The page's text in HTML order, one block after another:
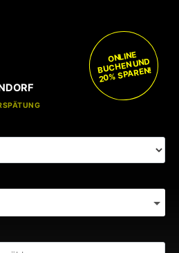
ONLINE
BUCHEN UND
20% SPAREN!